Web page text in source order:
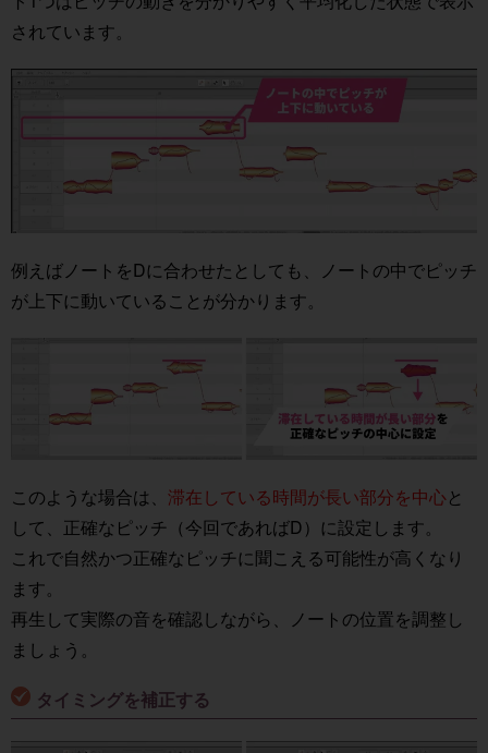
されています。
例えばノートをDに合わせたとしても、ノートの中でピッチ
が上下に動いていることが分かります。
このような場合は、 滞在している時間が長い部分を中心と
して、正確なピッチ（今回であればD）に設定します。
これで自然かつ正確なピッチに聞こえる可能性が高くなり
ます。
再生して実際の音を確認しながら、ノートの位置を調整し
ましょう。
タイミングを補正する